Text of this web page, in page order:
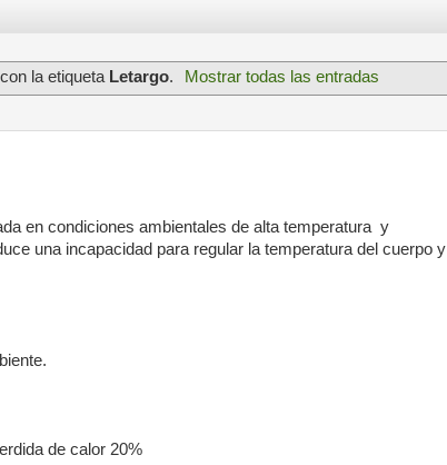
la etiqueta Letargo. Mostrar todas las entradas
en condiciones ambientales de alta temperatura y
una incapacidad para regular la temperatura del cuerpo y
de calor 20%